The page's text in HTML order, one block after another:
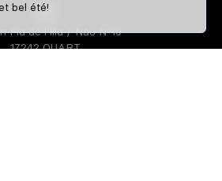
bel été!
Pla de l'Illa / Nau Nº10
17242 QUART